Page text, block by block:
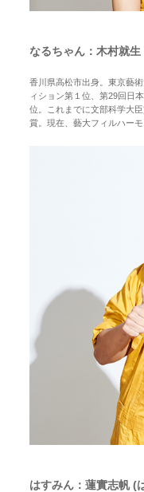
なるちゃん：木村就
香川県高松市出身。東京藝
ィション第１位、第29回日
位。これまでに文部科学大
賞。現在、藝大フィルハー
はすみん：蓮實志帆 (